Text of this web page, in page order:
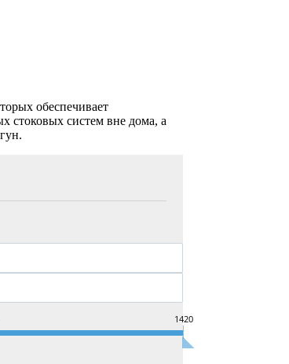
обеспечивает
стоковых систем вне дома, а
1420